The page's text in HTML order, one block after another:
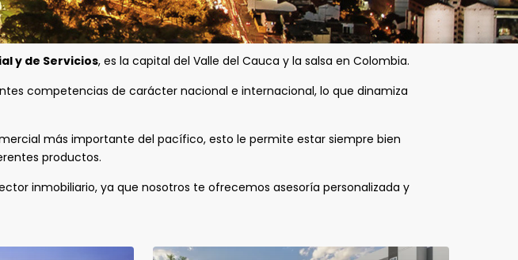
y de Servicios, es la capital del Valle del Cauca y la salsa en Colombia.
competencias de carácter nacional e internacional, lo que dinamiza
más importante del pacífico, esto le permite estar siempre bien
productos.
inmobiliario, ya que nosotros te ofrecemos asesoría personalizada y